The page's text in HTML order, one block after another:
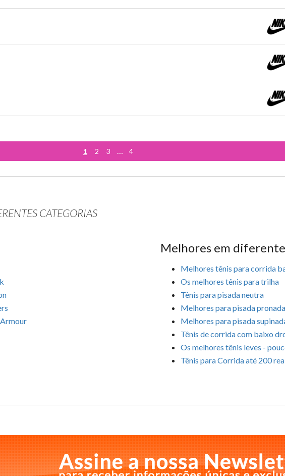
1 2 3 … 4
CATEGORIAS
Melhores em
Melhores tênis para corrida
Os melhores tênis para trilha
Tênis para pisada neutra
Melhores para pisada pronada
Melhores para pisada
Tênis de corrida com baixo
Os melhores tênis leves -
Tênis para Corrida até 200